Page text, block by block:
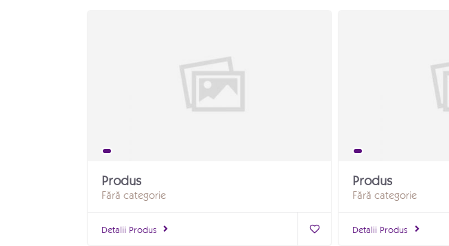
Produs
Fără categorie
Detalii Produs
Produs
Fără categorie
Detalii Produs